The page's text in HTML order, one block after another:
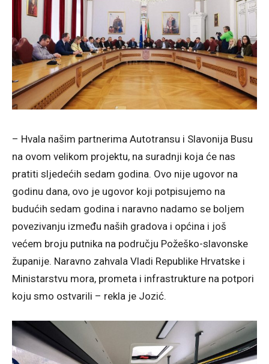
– Hvala našim partnerima Autotransu i Slavonija Busu
na ovom velikom projektu, na suradnji koja će nas
pratiti sljedećih sedam godina. Ovo nije ugovor na
godinu dana, ovo je ugovor koji potpisujemo na
budućih sedam godina i naravno nadamo se boljem
povezivanju između naših gradova i općina i još
većem broju putnika na području Požeško-slavonske
županije. Naravno zahvala Vladi Republike Hrvatske i
Ministarstvu mora, prometa i infrastrukture na potpori
koju smo ostvarili – rekla je Jozić.